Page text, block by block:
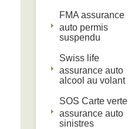
FMA assurance
auto permis
suspendu
Swiss life
assurance auto
alcool au volant
SOS Carte verte
assurance auto
sinistres